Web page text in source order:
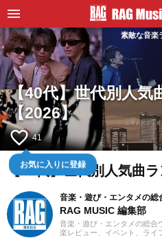
素敵な音楽
【40代】世代別人気
【2026】
favorite_border 41
お気に入りに登録
【40代】世代別人気曲ラ
音楽・遊び・エンタメの総
RAG MUSIC 編集部
音楽・遊び・エンタメの総合
楽レビュー、イベント、ライ